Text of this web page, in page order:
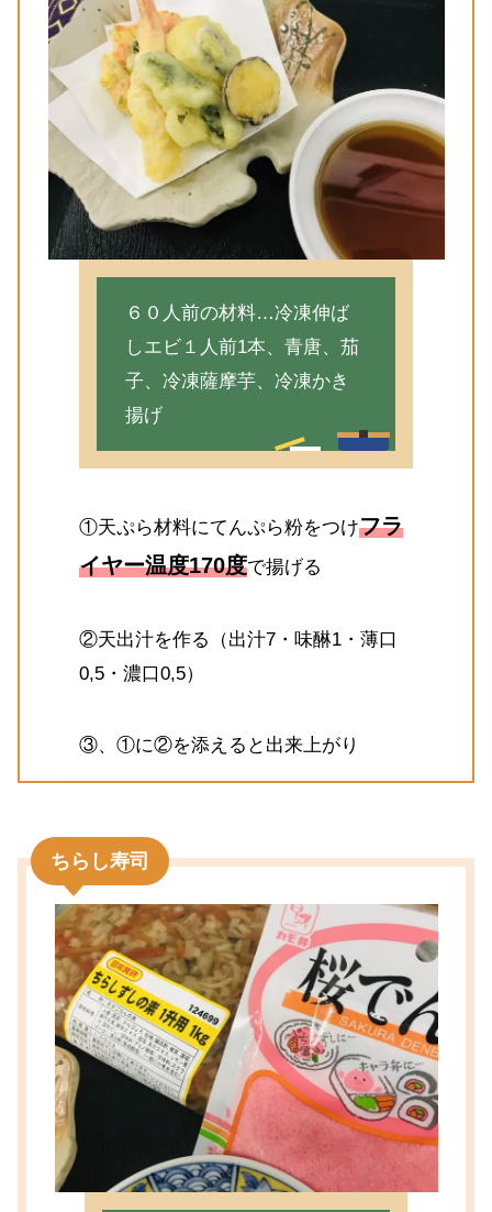
６０人前の材料…冷凍伸ば
しエビ１人前1本、青唐、茄
子、冷凍薩摩芋、冷凍かき
揚げ
①天ぷら材料にてんぷら粉をつけフラ
イヤー温度170度で揚げる
②天出汁を作る（出汁7・味醂1・薄口
0,5・濃口0,5）
③、①に②を添えると出来上がり
ちらし寿司